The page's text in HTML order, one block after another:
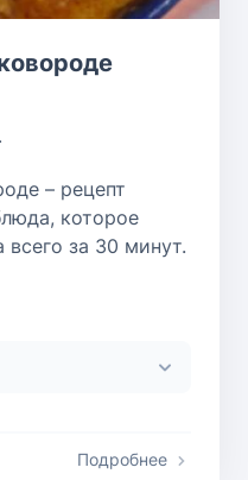
– рецепт
которое
всего за 30 минут.
Подробнее